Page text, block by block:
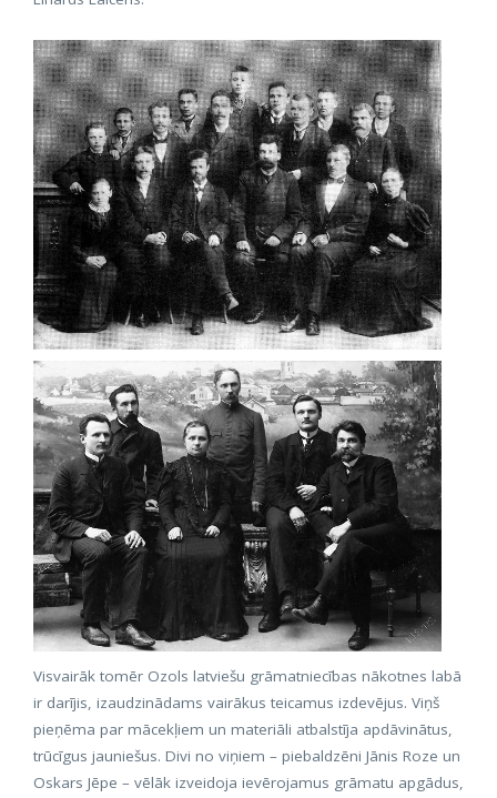
Visvairāk tomēr Ozols latviešu grāmatniecības nākotnes labā
ir darījis, izaudzinādams vairākus teicamus izdevējus. Viņš
pieņēma par mācekļiem un materiāli atbalstīja apdāvinātus,
trūcīgus jauniešus. Divi no viņiem – piebaldzēni Jānis Roze un
Oskars Jēpe – vēlāk izveidoja ievērojamus grāmatu apgādus,